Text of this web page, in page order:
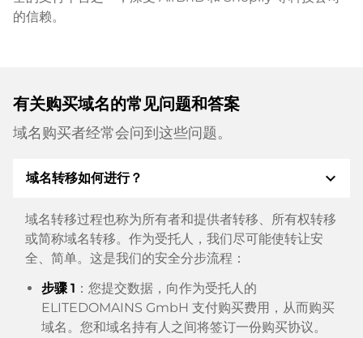
的信赖。
有关购买域名的常见问题和答案
域名购买者经常会问到这些问题。
域名转移如何进行？ expand_more
域名转移过程也称为所有者和提供者转移、所有权转移
或简称域名转移。作为受托人，我们尽可能使转让安
全、简单。这是我们的安全分步流程：
步骤 1 ：您提交数据，向作为受托人的
ELITEDOMAINS GmbH 支付购买费用，从而购买
域名。您和域名持有人之间将签订一份购买协议。